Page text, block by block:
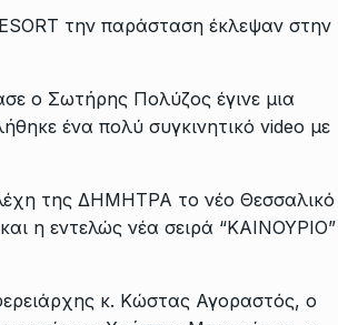
την παράσταση έκλεψαν στην
ο Σωτήρης Πολύζος έγινε μια
ένα πολύ συγκινητικό video με
της ΔΗΜΗΤΡΑ το νέο Θεσσαλικό
η εντελώς νέα σειρά “ΚΑΙΝΟΥΡΙΟ”
κ. Κώστας Αγοραστός, ο